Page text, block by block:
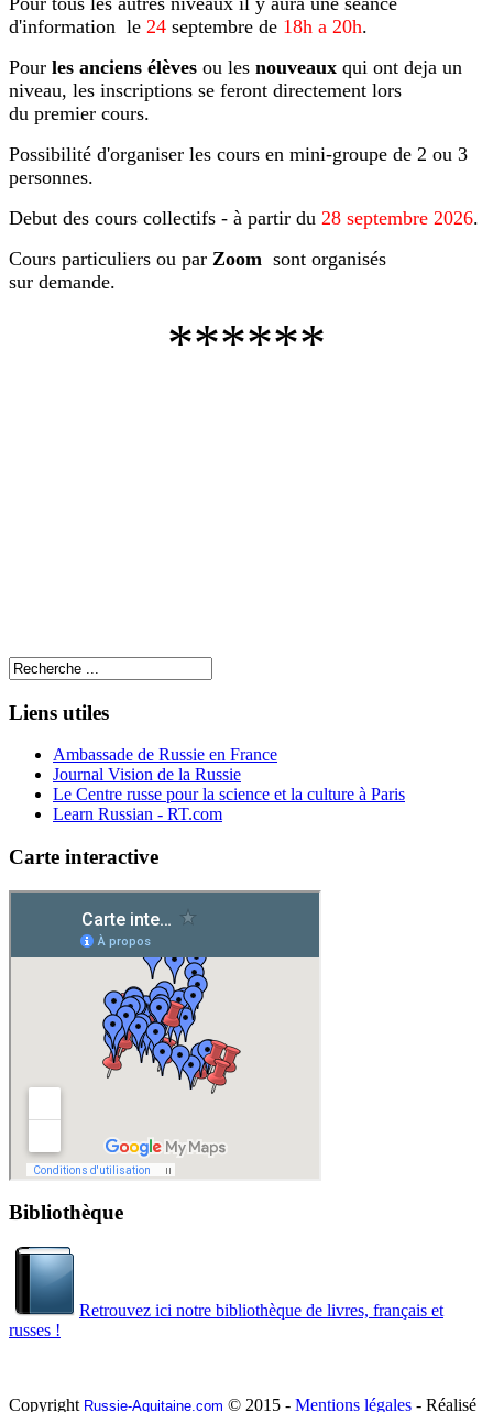
d'information le 24 septembre de 18h a 20h.
Pour les anciens élèves ou les nouveaux qui ont deja un
niveau, les inscriptions se feront directement lors
du premier cours.
Possibilité d'organiser les cours en mini-groupe de 2 ou 3
personnes.
Debut des cours collectifs - à partir du 28 septembre 2026.
Cours particuliers ou par Zoom sont organisés
sur demande.
******
Liens utiles
Ambassade de Russie en France
Journal Vision de la Russie
Le Centre russe pour la science et la culture à Paris
Learn Russian - RT.com
Carte interactive
Bibliothèque
Retrouvez ici notre bibliothèque de livres, français et
russes !
Copyright Russie-Aquitaine.com © 2015 - Mentions légales - Réalisé